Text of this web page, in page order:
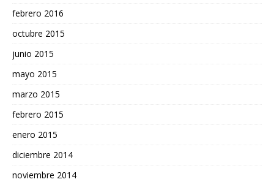
febrero 2016
octubre 2015
junio 2015
mayo 2015
marzo 2015
febrero 2015
enero 2015
diciembre 2014
noviembre 2014